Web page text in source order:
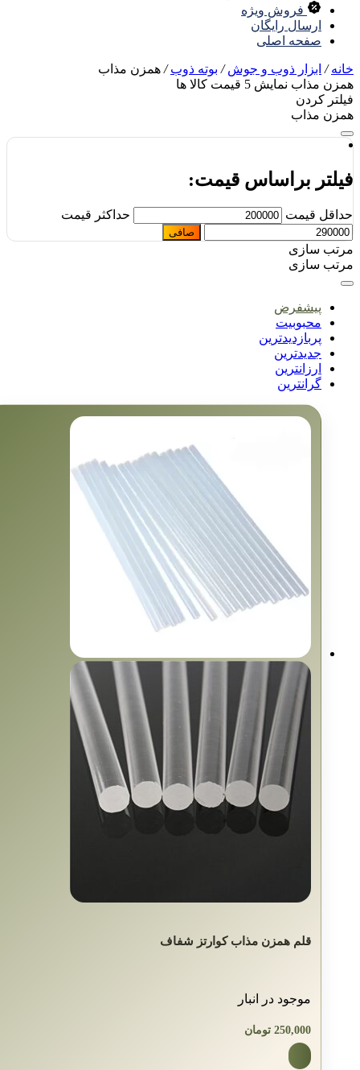
فروش ویژه
ارسال رایگان
صفحه اصلی
/ابزار ذوب و جوش/ بوته ذوب/همزن مذاب
مذاب نمایش 5 قیمت کالا ها
کردن
مذاب
براساس قیمت:
قیمت حداكثر قيمت
صافی
سازی
سازی
پیشفرض
محبوبیت
پربازدیدترین
جدیدترین
ارزانترین
گرانترین
قلم همزن مذاب کوارتز شفاف
موجود در انبار
250,000 تومان